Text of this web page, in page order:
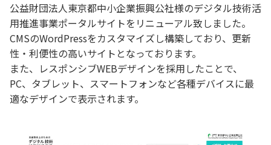
公益財団法人東京都中小企業振興公社様のデジタル技術活
用推進事業ポータルサイトをリニューアル致しました。
CMSのWordPressをカスタマイズし構築しており、更新
性・利便性の高いサイトとなっております。
また、レスポンシブWEBデザインを採用したことで、
PC、タブレット、スマートフォンなど各種デバイスに最
適なデザインで表示されます。